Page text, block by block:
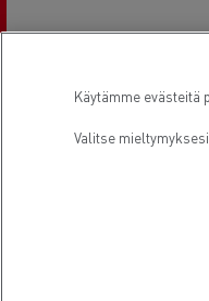
Käytämme
Valitse